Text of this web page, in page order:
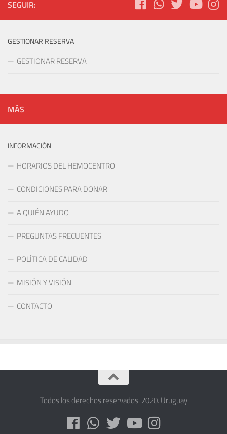
SEGUIR:
GESTIONAR RESERVA
GESTIONAR RESERVA
MÁS
INFORMACIÓN
HORARIOS DEL HEMOCENTRO
CONDICIONES PARA DONAR
A QUIÉN AYUDO
PREGUNTAS FRECUENTES
POLÍTICA DE CALIDAD
MISIÓN Y VISIÓN
CONTACTO
Todos los derechos reservados. 2020. Uruguay